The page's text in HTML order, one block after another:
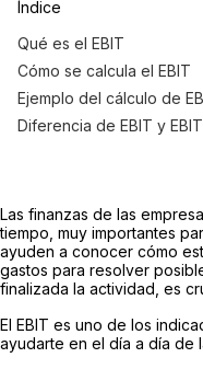
Índice
Qué es el EBIT
Cómo se calcula el EBIT
Ejemplo del cálculo de
Diferencia de EBIT y
Las finanzas de las
tiempo, muy importantes
ayuden a conocer cómo
gastos para resolver
finalizada la actividad, es
El EBIT es uno de los
ayudarte en el día a día de